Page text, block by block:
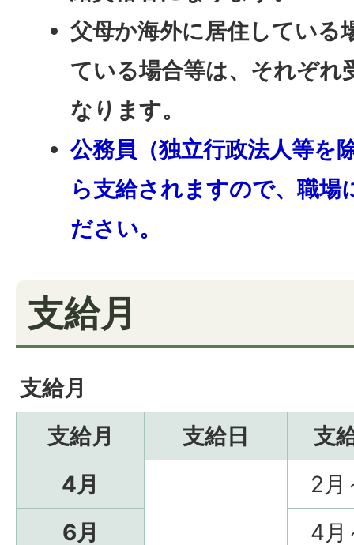
父母か海外に居住している
ている場合等は、それぞれ
なります。
公務員（独立行政法人等を
ら支給されますので、職場
ださい。
支給月
支給月
支給月
支給日
支
4月
2月
6月
4月